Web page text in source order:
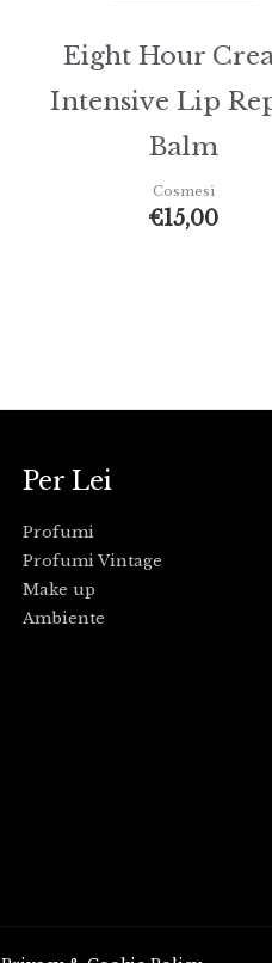
Eight Hour
Intensive Lip
Balm
Cosmesi
€15,00
Per Lei
Profumi
Profumi Vintage
Make up
Ambiente